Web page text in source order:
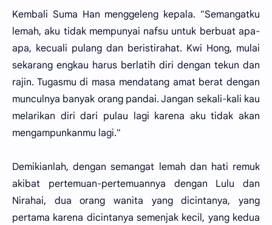
Kembali Suma Han menggeleng kepala. "Semangatku
lemah, aku tidak mempunyai nafsu untuk berbuat apa-
apa, kecuali pulang dan beristirahat. Kwi Hong, mulai
sekarang engkau harus berlatih diri dengan tekun dan
rajin. Tugasmu di masa mendatang amat berat dengan
munculnya banyak orang pandai. Jangan sekali-kali kau
melarikan diri dari pulau lagi karena aku tidak akan
mengampunkanmu lagi."
Demikianlah, dengan semangat lemah dan hati remuk
akibat pertemuan-pertemuannya dengan Lulu dan
Nirahai, dua orang wanita yang dicintanya, yang
pertama karena dicintanya semenjak kecil, yang kedua